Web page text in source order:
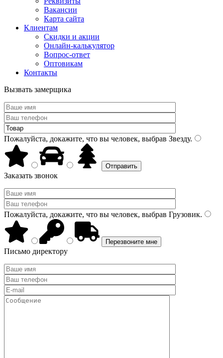
Вакансии
Карта сайта
Клиентам
Скидки и акции
Онлайн-калькулятор
Вопрос-ответ
Оптовикам
Контакты
Вызвать замерщика
Пожалуйста, докажите, что вы человек, выбрав Звезду.
Заказать звонок
Пожалуйста, докажите, что вы человек, выбрав Грузовик.
Письмо директору